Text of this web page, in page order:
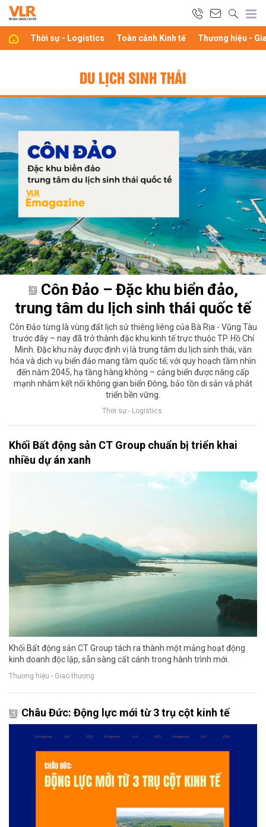
Thời sự - Logistics Toàn cảnh Kinh tế Thương hiệu -
DU LỊCH SINH THÁI
Côn Đảo – Đặc khu biển đảo,
trung tâm du lịch sinh thái quốc tế
Côn Đảo từng là vùng đất lịch sử thiêng liêng của Bà Rịa - Vũng Tàu
trước đây – nay đã trở thành đặc khu kinh tế trực thuộc TP. Hồ Chí
Minh. Đặc khu này được định vị là trung tâm du lịch sinh thái, văn
hóa và dịch vụ biển đảo mang tầm quốc tế; với quy hoạch tầm nhìn
đến năm 2045, hạ tầng hàng không – cảng biển được nâng cấp
mạnh nhằm kết nối không gian biển Đông, bảo tồn di sản và phát
triển bền vững.
Thời sự - Logistics
Khối Bất động sản CT Group chuẩn bị triển khai
nhiều dự án xanh
Khối Bất động sản CT Group tách ra thành một mảng hoạt động
kinh doanh độc lập, sẵn sàng cất cánh trong hành trình mới.
Thương hiệu - Giao thương
Châu Đức: Động lực mới từ 3 trụ cột kinh tế